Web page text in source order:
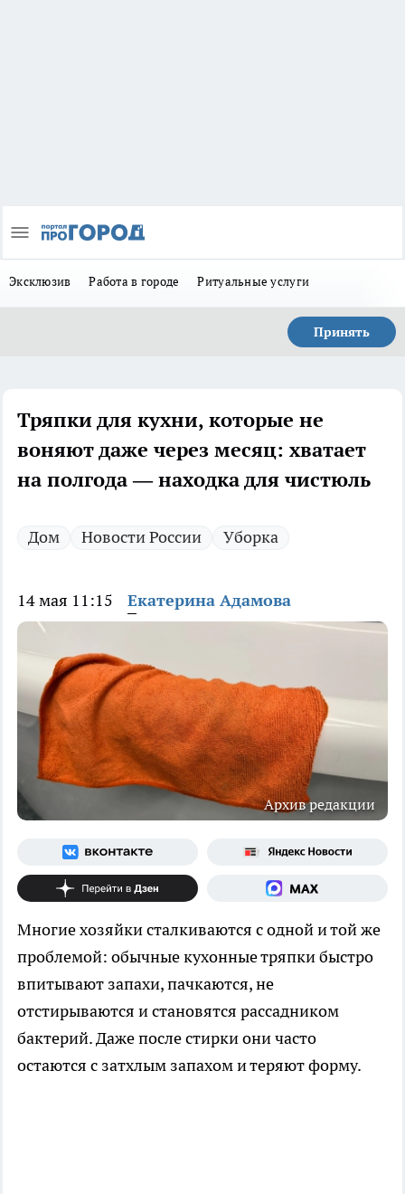
Эксклюзив Работа в городе Ритуальные услуги
Принять
Тряпки для кухни, которые не
воняют даже через месяц: хватает
на полгода — находка для чистюль
Дом Новости России Уборка
14 мая 11:15 Екатерина Адамова
Архив редакции
Многие хозяйки сталкиваются с одной и той же
проблемой: обычные кухонные тряпки быстро
впитывают запахи, пачкаются, не
отстирываются и становятся рассадником
бактерий. Даже после стирки они часто
остаются с затхлым запахом и теряют форму.